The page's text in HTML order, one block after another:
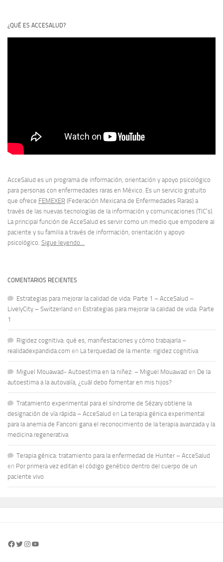
¿QUÉ ES ACCESALUD?
AcceSalud es un programa de información, orientación y apoyo psicológico
para personas con enfermedades raras en México. Es un servicio gratuito
que ofrece FEMEXER (Federación Mexicana de Enfermedades Raras) a
través de las nuevas tecnologías de la información y comunicaciones (TIC’s).
La principal función de AcceSalud es servir como un medio que empodere al
paciente y su familia a través de información, orientación y apoyo
psicológico. Sigue leyendo…
COMENTARIOS RECIENTES
Estrategias para mejorar la calidad de vida: Parte 1 – AcceSalud –
LivelyCity – Switzerland en Estrategias para mejorar la calidad de vida: Parte
1
Rigidez cognitiva: qué es, manifestaciones y cómo trabajarla –
realidadexpandida.com en La terquedad de la mente: rigidez cognitiva
Miguel Mouawad- Autoestima en la niñez: – Miguel Mouawad en De la
autoestima a la autovalía, ¿cuál debo fomentar en mis hijos?
Tratamiento experimental para el síndrome de Sézary obtiene la
designación de vía rápida – AcceSalud en La terapia génica experimental
para la anemia de Fanconi gana el reconocimiento de la terapia avanzada y la
medicina regenerativa
Terapia génica: tratamiento para la enfermedad de Hunter – AcceSalud
en Por primera vez editan el código genético dentro del cuerpo de un
paciente vivo
Facebook
Twitter
Instagram
YouTube